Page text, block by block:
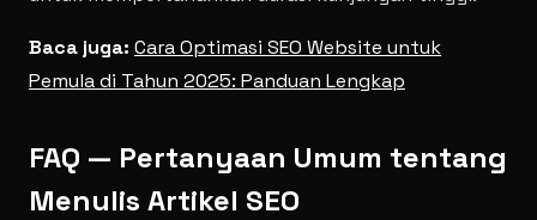
Baca juga: Cara Optimasi SEO Website untuk
Pemula di Tahun 2025: Panduan Lengkap
FAQ — Pertanyaan Umum tentang
Menulis Artikel SEO